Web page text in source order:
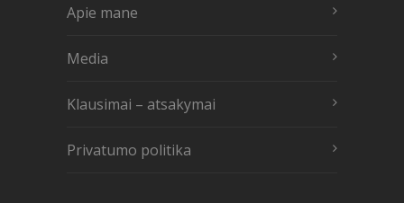
Apie mane
Media
Klausimai – atsakymai
Privatumo politika